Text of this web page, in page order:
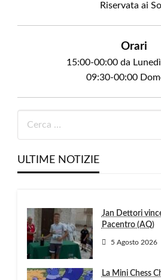
Riservata ai
Orari
15:00-00:00 da
09:30-00:00
ULTIME NOTIZIE
Jan Dettori
Pacentro (AQ)
5 Agosto 2026
La Mini Chess